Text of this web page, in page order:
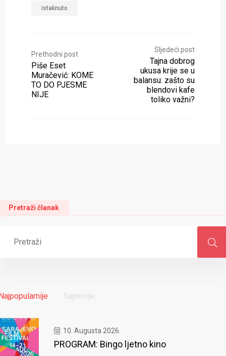
istaknuto
Prethodni post
Piše Eset
Muračević: KOME
TO DO PJESME
NIJE
Sljedeći post
Tajna dobrog
ukusa krije se u
balansu: zašto su
blendovi kafe
toliko važni?
Pretraži članak
Najnovije
10. Augusta 2026.
PROGRAM: Bingo ljetno kino